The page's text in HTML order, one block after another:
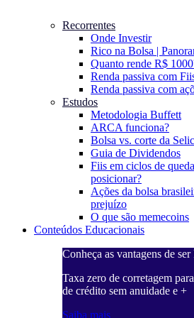
Recorrentes
Onde Investir
Rico na Bolsa |
Quanto rende R$
Renda passiva com
Renda passiva com
Estudos
Metodologia Buffett
ARCA funciona?
Bolsa vs. corte da Selic
Guia de Dividendos
Fiis em ciclos de
posicionar?
Ações da bolsa
prejuízo
O que são memecoins
Conteúdos Educacionais
Conheça as vantagens de
Taxa zero de corretagem
de crédito sem anuidade e +
Saiba mais